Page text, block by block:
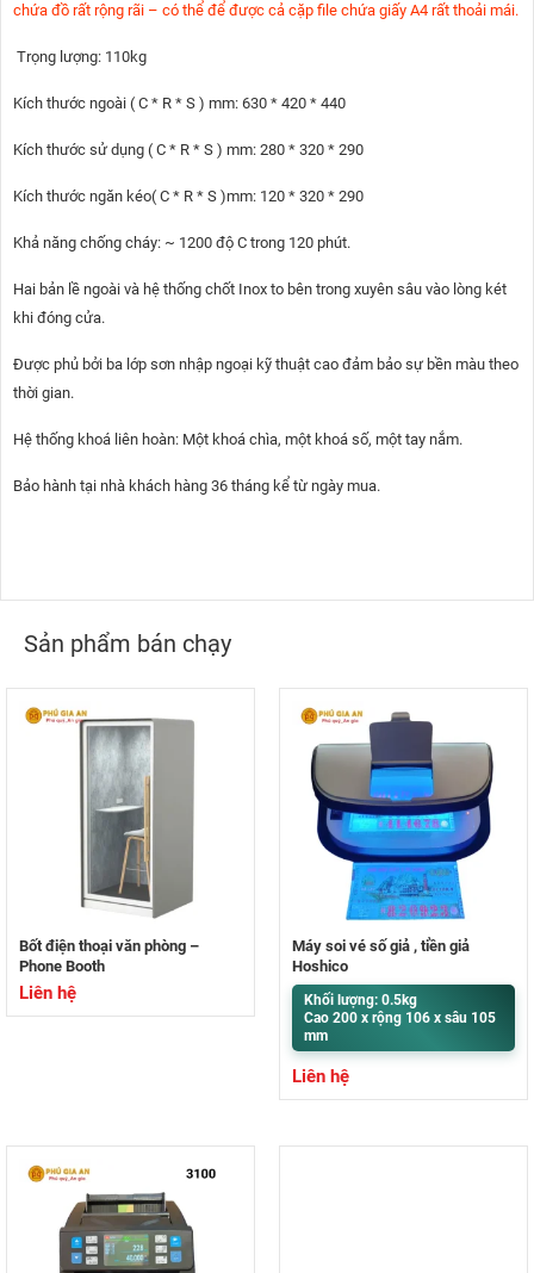
chứa đồ rất rộng rãi – có thể để được cả cặp file chứa giấy A4 rất thoải mái.
Trọng lượng: 110kg
Kích thước ngoài ( C * R * S ) mm: 630 * 420 * 440
Kích thước sử dụng ( C * R * S ) mm: 280 * 320 * 290
Kích thước ngăn kéo( C * R * S )mm: 120 * 320 * 290
Khả năng chống cháy: ~ 1200 độ C trong 120 phút.
Hai bản lề ngoài và hệ thống chốt Inox to bên trong xuyên sâu vào lòng két
khi đóng cửa.
Được phủ bởi ba lớp sơn nhập ngoại kỹ thuật cao đảm bảo sự bền màu theo
thời gian.
Hệ thống khoá liên hoàn: Một khoá chìa, một khoá số, một tay nắm.
Bảo hành tại nhà khách hàng 36 tháng kể từ ngày mua.
Sản phẩm bán chạy
Bốt điện thoại văn phòng –
Phone Booth
Liên hệ
Máy soi vé số giả , tiền giả
Hoshico
Khối lượng: 0.5kg
Cao 200 x rộng 106 x sâu 105
mm
Liên hệ